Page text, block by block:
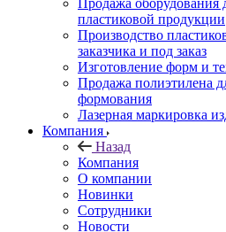
Продажа оборудования
пластиковой продукции
Производство
заказчика и под заказ
Изготовление форм и
Продажа полиэтилена
формования
Лазерная маркировка
Компания
Назад
Компания
О компании
Новинки
Сотрудники
Новости